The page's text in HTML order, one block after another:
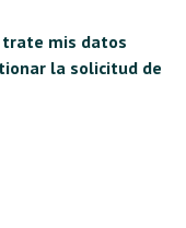
trate mis datos
la solicitud de